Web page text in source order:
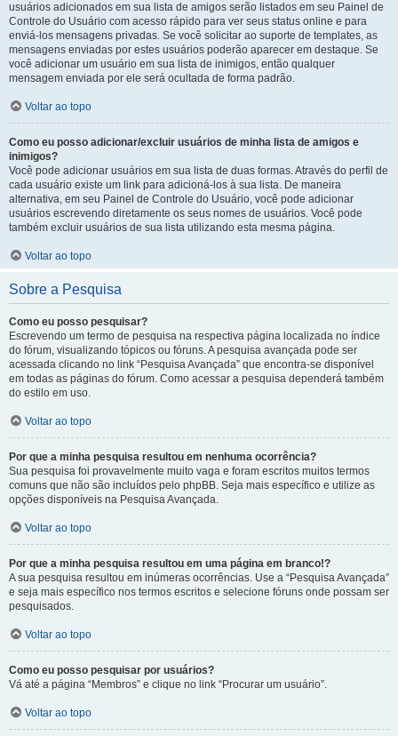
usuários adicionados em sua lista de amigos serão listados em seu Painel de
Controle do Usuário com acesso rápido para ver seus status online e para
enviá-los mensagens privadas. Se você solicitar ao suporte de templates, as
mensagens enviadas por estes usuários poderão aparecer em destaque. Se
você adicionar um usuário em sua lista de inimigos, então qualquer
mensagem enviada por ele será ocultada de forma padrão.
Voltar ao topo
Como eu posso adicionar/excluir usuários de minha lista de amigos e
inimigos?
Você pode adicionar usuários em sua lista de duas formas. Através do perfil de
cada usuário existe um link para adicioná-los à sua lista. De maneira
alternativa, em seu Painel de Controle do Usuário, você pode adicionar
usuários escrevendo diretamente os seus nomes de usuários. Você pode
também excluir usuários de sua lista utilizando esta mesma página.
Voltar ao topo
Sobre a Pesquisa
Como eu posso pesquisar?
Escrevendo um termo de pesquisa na respectiva página localizada no índice
do fórum, visualizando tópicos ou fóruns. A pesquisa avançada pode ser
acessada clicando no link “Pesquisa Avançada” que encontra-se disponível
em todas as páginas do fórum. Como acessar a pesquisa dependerá também
do estilo em uso.
Voltar ao topo
Por que a minha pesquisa resultou em nenhuma ocorrência?
Sua pesquisa foi provavelmente muito vaga e foram escritos muitos termos
comuns que não são incluídos pelo phpBB. Seja mais específico e utilize as
opções disponíveis na Pesquisa Avançada.
Voltar ao topo
Por que a minha pesquisa resultou em uma página em branco!?
A sua pesquisa resultou em inúmeras ocorrências. Use a “Pesquisa Avançada”
e seja mais específico nos termos escritos e selecione fóruns onde possam ser
pesquisados.
Voltar ao topo
Como eu posso pesquisar por usuários?
Vá até a página “Membros” e clique no link “Procurar um usuário”.
Voltar ao topo